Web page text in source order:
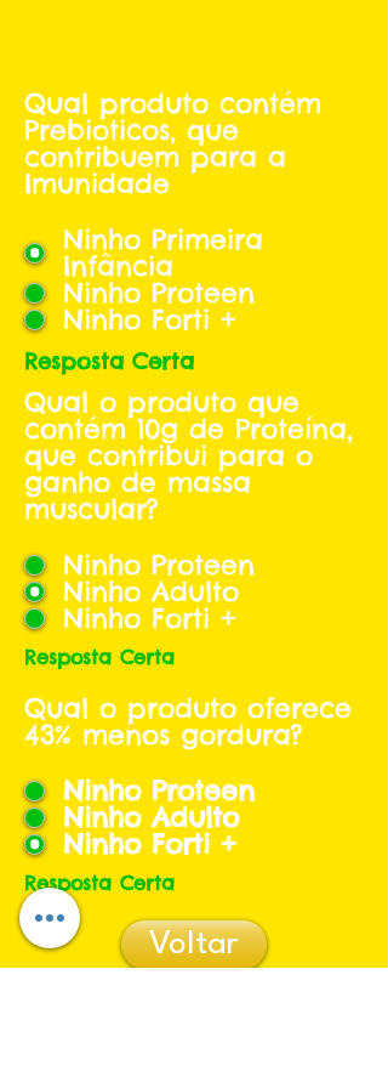
Qual produto contém
Prebioticos, que
contribuem para a
Imunidade
Ninho Primeira
Infância
Ninho Proteen
Ninho Forti +
Resposta Certa
Qual o produto que
contém 10g de Proteína,
que contribui para o
ganho de massa
muscular?
Ninho Proteen
Ninho Adulto
Ninho Forti +
Resposta Certa
Qual o produto oferece
43% menos gordura?
Ninho Proteen
Ninho Adulto
Ninho Forti +
Resposta Certa
Voltar